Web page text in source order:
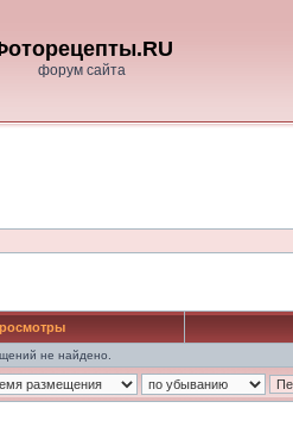
форум сайта
не найдено.